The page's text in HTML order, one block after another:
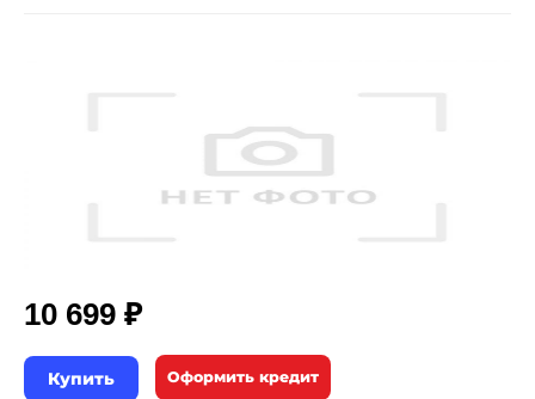
10 699 ₽
Купить Оформить кредит